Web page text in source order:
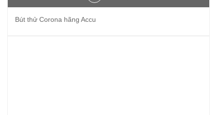
Bút thử Corona hãng Accu